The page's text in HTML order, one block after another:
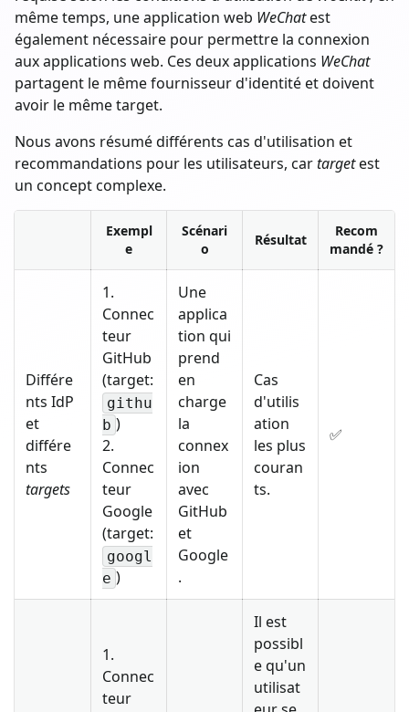
même temps, une application web WeChatest
également nécessaire pour permettre la connexion
aux applications web. Ces deux applications WeChat
partagent le même fournisseur d'identité et doivent
avoir le même target.
Nous avons résumé différents cas d'utilisation et
recommandations pour les utilisateurs, cartargetest
un concept complexe.
Exempl
e
Scénari
o
Résultat
Recom
mandé ?
Différe
nts IdP
et
différe
nts
targets
1.
Connec
teur
GitHub
(target:
githu
b )
2.
Connec
teur
Google
(target:
googl
e )
Une
applica
tion qui
prend
en
charge
la
connex
ion
avec
GitHub
et
Google
.
Cas
d'utilis
ation
les plus
couran
ts.
✅
1.
Connec
teur
Il est
possibl
e qu'un
utilisat